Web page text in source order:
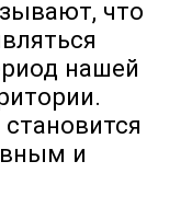
что
нашей
и